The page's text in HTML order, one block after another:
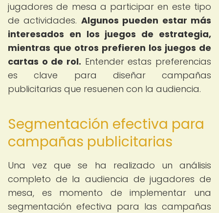
jugadores de mesa a participar en este tipo
de actividades. Algunos pueden estar más
interesados en los juegos de estrategia,
mientras que otros prefieren los juegos de
cartas o de rol. Entender estas preferencias
es clave para diseñar campañas
publicitarias que resuenen con la audiencia.
Segmentación efectiva para
campañas publicitarias
Una vez que se ha realizado un análisis
completo de la audiencia de jugadores de
mesa, es momento de implementar una
segmentación efectiva para las campañas